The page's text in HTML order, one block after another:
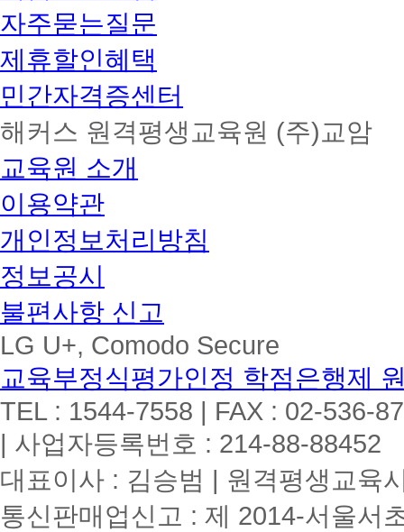
자주묻는질문
제휴할인혜택
민간자격증센터
해커스 원격평생교육원 (주)교암
교육원 소개
이용약관
개인정보처리방침
정보공시
불편사항 신고
LG U+, Comodo Secure
교육부정식평가인정 학점은행제
TEL : 1544-7558 | FAX : 02-536-
| 사업자등록번호 : 214-88-88452
대표이사 : 김승범 | 원격평생교육
통신판매업신고 : 제 2014-서울서